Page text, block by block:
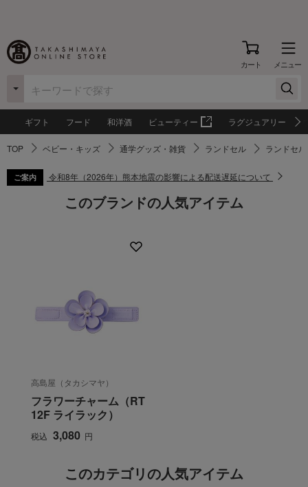
カート メニュー
ギフト フード 和洋酒 ビューティー ラグジュアリー
TOP ベビー・キッズ 通学グッズ・雑貨 ランドセル ランドセ
ご案内 令和8年（2026年）熊本地震の影響による配送遅延について
このブランドの人気アイテム
高島屋（タカシマヤ）
フラワーチャーム（RT
12F ライラック）
税込 3,080 円
このカテゴリの人気アイテム